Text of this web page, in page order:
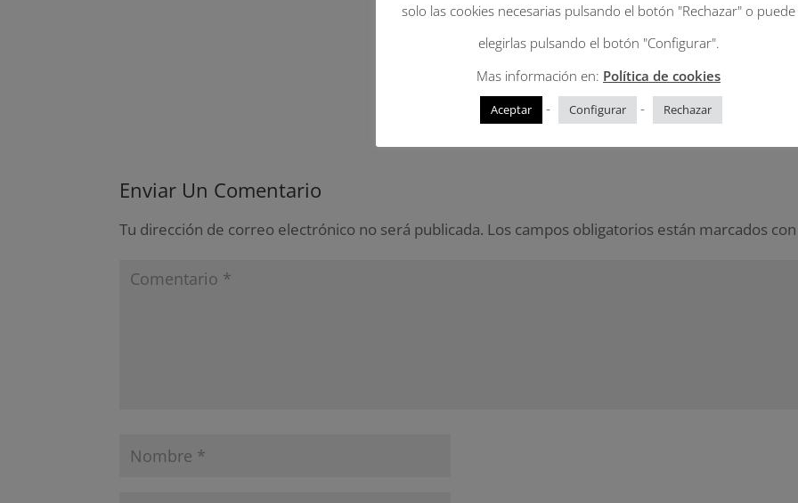
Enviar Un Comentario
Tu dirección de correo electrónico no será publicada. Los campos obligatorios están marcados
solo las cookies necesarias pulsando el botón "Rechazar" o puede
elegirlas pulsando el botón "Configurar".
Mas información en: Política de cookies
Aceptar - Configurar - Rechazar